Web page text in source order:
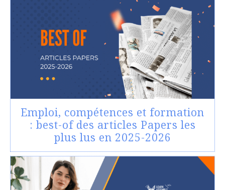
Emploi, compétences et formation
: best-of des articles Papers les
plus lus en 2025-2026